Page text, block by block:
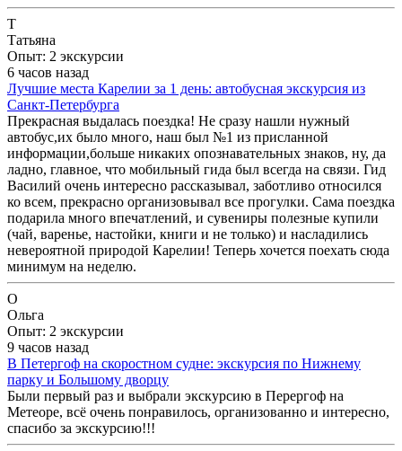
Т
Татьяна
Опыт: 2 экскурсии
6 часов назад
Лучшие места Карелии за 1 день: автобусная экскурсия из
Санкт-Петербурга
Прекрасная выдалась поездка! Не сразу нашли нужный
автобус,их было много, наш был №1 из присланной
информации,больше никаких опознавательных знаков, ну, да
ладно, главное, что мобильный гида был всегда на связи. Гид
Василий очень интересно рассказывал, заботливо относился
ко всем, прекрасно организовывал все прогулки. Сама поездка
подарила много впечатлений, и сувениры полезные купили
(чай, варенье, настойки, книги и не только) и насладились
невероятной природой Карелии! Теперь хочется поехать сюда
минимум на неделю.
О
Ольга
Опыт: 2 экскурсии
9 часов назад
В Петергоф на скоростном судне: экскурсия по Нижнему
парку и Большому дворцу
Были первый раз и выбрали экскурсию в Перергоф на
Метеоре, всё очень понравилось, организованно и интересно,
спасибо за экскурсию!!!